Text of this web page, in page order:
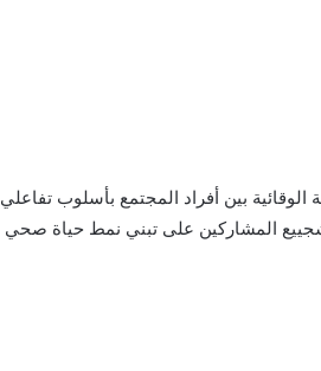
بين أفراد المجتمع بأسلوب تفاعلي
المشاركين على تبني نمط حياة صحي